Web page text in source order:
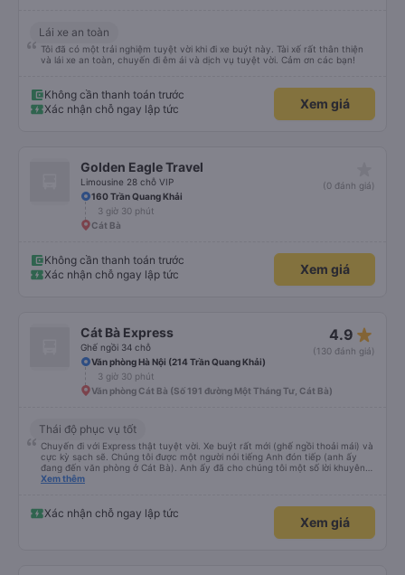
Lái xe an toàn
Tôi đã có một trải nghiệm tuyệt vời khi đi xe buýt này. Tài xế rất thân thiện
và lái xe an toàn, chuyến đi êm ái và dịch vụ tuyệt vời. Cảm ơn các bạn!
Không cần thanh toán trước
Xác nhận chỗ ngay lập tức
Xem giá
Golden Eagle Travel
Limousine 28 chỗ VIP
(0 đánh giá)
160 Trần Quang Khải
3 giờ 30 phút
Cát Bà
Không cần thanh toán trước
Xác nhận chỗ ngay lập tức
Xem giá
Cát Bà Express
Ghế ngồi 34 chỗ
4.9 star_rate
(130 đánh giá)
Văn phòng Hà Nội (214 Trần Quang Khải)
3 giờ 30 phút
Văn phòng Cát Bà (Số 191 đường Một Tháng Tư, Cát Bà)
Thái độ phục vụ tốt
Chuyến đi với Express thật tuyệt vời. Xe buýt rất mới (ghế ngồi thoải mái) và
cực kỳ sạch sẽ. Chúng tôi được một người nói tiếng Anh đón tiếp (anh ấy
đang đến văn phòng ở Cát Bà). Anh ấy đã cho chúng tôi một số lời khuyên
hữu ích về những việc nên làm ở Cát Bà. Chúng tôi có một quãng nghỉ ngắn
đảo trong 8-10 phút. Sau đó, chúng tôi đi xe buýt khoảng 30 phút vào thị
trấn Cát Bà. Chúng tôi được thả xuống cách khách sạn khoảng 5 phút đi bộ.
Nhìn chung, dịch vụ tuyệt vời và tôi rất khuyên bạn nên sử dụng dịch vụ
Xem thêm
Xác nhận chỗ ngay lập tức
Xem giá